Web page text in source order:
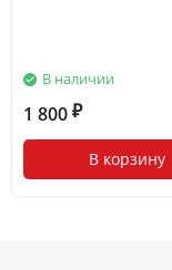
В наличии
1 800 ₽
В корзину